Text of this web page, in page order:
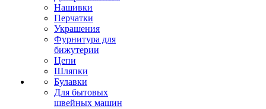
Нашивки
Перчатки
Украшения
Фурнитура для
бижутерии
Цепи
Шляпки
Булавки
Для бытовых
швейных машин